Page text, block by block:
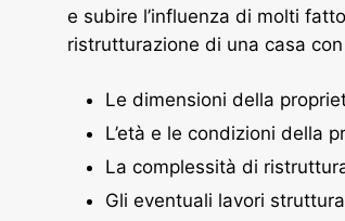
e subire l’influenza di molti
ristrutturazione di una casa
Le dimensioni della
L’età e le condizioni della
La complessità di
Gli eventuali lavori